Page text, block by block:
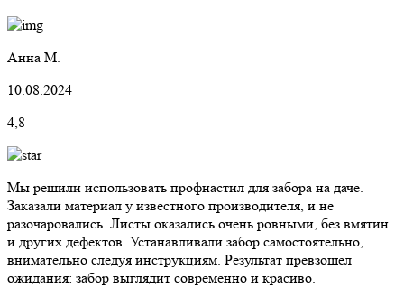
Анна М.
10.08.2024
4,8
Мы решили использовать профнастил для забора на даче.
Заказали материал у известного производителя, и не
разочаровались. Листы оказались очень ровными, без вмятин
и других дефектов. Устанавливали забор самостоятельно,
внимательно следуя инструкциям. Результат превзошел
ожидания: забор выглядит современно и красиво.